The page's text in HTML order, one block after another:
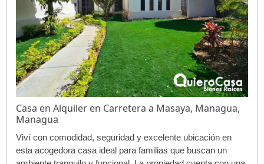
Casa en Alquiler en Carretera a Masaya, Managua,
Managua
Viví con comodidad, seguridad y excelente ubicación en
esta acogedora casa ideal para familias que buscan un